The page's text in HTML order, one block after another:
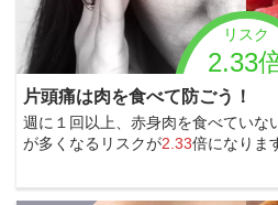
リスク
2.33
片頭痛は肉を食べて防ごう！
週に１回以上、赤身肉を食べていな
が多くなるリスクが2.33倍になりま